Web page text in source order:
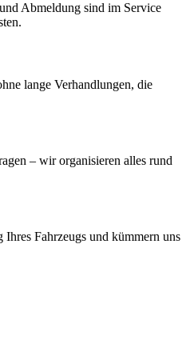
Abmeldung sind im Service
lange Verhandlungen, die
– wir organisieren alles rund
Fahrzeugs und kümmern uns